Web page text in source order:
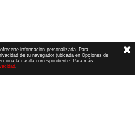
información personalizada. Para
de tu navegador (ubicada en Opciones de
la casilla correspondiente. Para más
.